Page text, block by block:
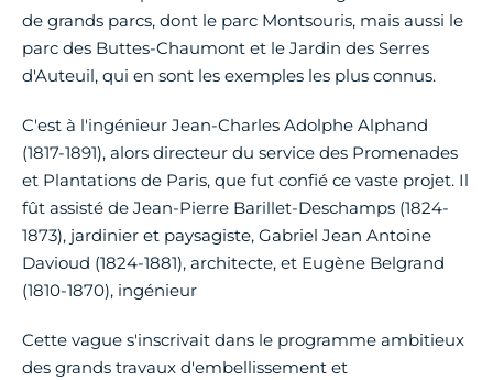
de grands parcs, dont le parc Montsouris, mais aussi le
parc des Buttes-Chaumont et le Jardin des Serres
d'Auteuil, qui en sont les exemples les plus connus.
C'est à l'ingénieur Jean-Charles Adolphe Alphand
(1817-1891), alors directeur du service des Promenades
et Plantations de Paris, que fut confié ce vaste projet. Il
fût assisté de Jean-Pierre Barillet-Deschamps (1824-
1873), jardinier et paysagiste, Gabriel Jean Antoine
Davioud (1824-1881), architecte, et Eugène Belgrand
(1810-1870), ingénieur
Cette vague s'inscrivait dans le programme ambitieux
des grands travaux d'embellissement et